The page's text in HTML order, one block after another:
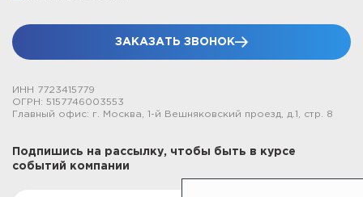
ЗАКАЗАТЬ ЗВОНОК
ИНН 7723415779
ОГРН: 5157746003553
Главный офис: г. Москва, 1-й Вешняковский проезд, д.1, стр. 8
Подпишись на рассылку, чтобы быть в курсе
событий компании